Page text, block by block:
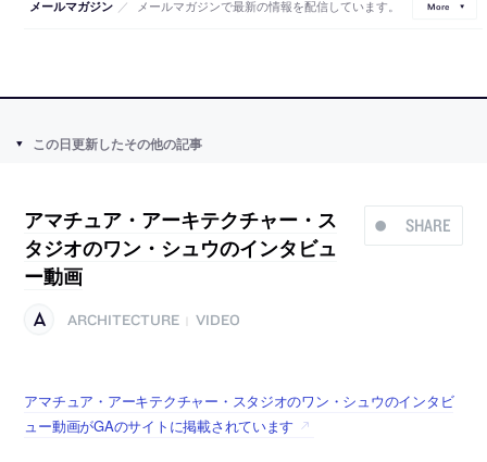
メールマガジン ／ メールマガジンで最新の情報を配信しています。 More
この日更新したその他の記事
SHARE
アマチュア・アーキテクチャー・ス
タジオのワン・シュウのインタビュ
ー動画
ARCHITECTURE VIDEO
アマチュア・アーキテクチャー・スタジオのワン・シュウのインタビ
ュー動画がGAのサイトに掲載されています